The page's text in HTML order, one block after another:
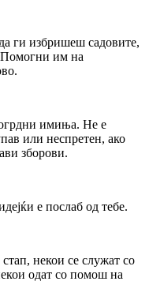
ги избришеш садовите,
Помогни им на
имиња. Не е
или неспретен, ако
зборови.
е послаб од тебе.
некои се служат со
одат со помош на